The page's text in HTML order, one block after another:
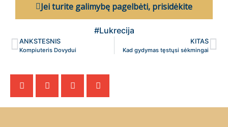
Jei turite galimybę pagelbėti, prisidėkite
#Lukrecija
ANKSTESNIS
Kompiuteris Dovydui
KITAS
Kad gydymas tęstųsi sėkmingai